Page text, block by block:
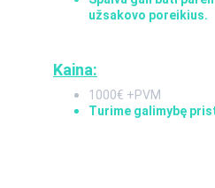
Kaina:
1000€ +PVM
Turime galimybę
užsakovo poreikius.